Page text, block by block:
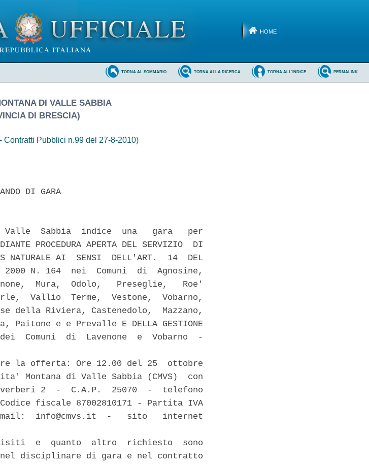
HOME
PERMALINK
TORNA ALL'INDICE
TORNA ALLA RICERCA
TORNA AL SOMMARIO
DI VALLE SABBIA
DI BRESCIA)
Contratti Pubblici n.99 del 27-8-2010)
DI GARA
Sabbia  indice  una   gara   per
PROCEDURA APERTA DEL SERVIZIO  DI
NATURALE AI  SENSI  DELL'ART.  14  DEL
2000 N. 164  nei  Comuni  di  Agnosine,
Mura,  Odolo,   Preseglie,   Roe'
Vallio  Terme,  Vestone,  Vobarno,
della Riviera, Castenedolo,  Mazzano,
Paitone e e Prevalle E DELLA GESTIONE
dei  Comuni  di  Lavenone  e  Vobarno  -
la offerta: Ore 12.00 del 25  ottobre
Montana di Valle Sabbia (CMVS)  con
2  -  C.A.P.  25070  -  telefono
fiscale 87002810171 - Partita IVA
mail:  info@cmvs.it  -   sito   internet
e  quanto  altro  richiesto  sono
disciplinare di gara e nel contratto